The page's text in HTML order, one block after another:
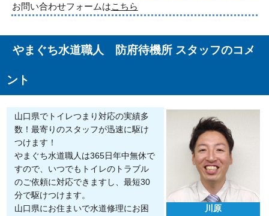
お問い合わせフォームはこちら
やまぐち水道職人 防府待機所 スタッフのコメ
ント
山口県でトイレつまり対応の実績多
数！最寄りのスタッフが迅速に駆け
つけます！
やまぐち水道職人は365日年中無休で
すので、いつでもトイレのトラブル
のご依頼に対応できますし、最短30
分で駆けつけます。
山口県にお住まいで水道修理にお困
川原